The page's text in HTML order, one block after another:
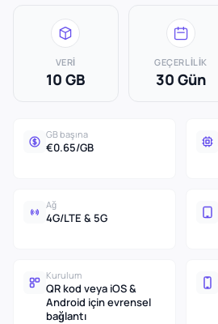
VERI
10 GB
GEÇERLILIK
30 Gün
GB başına
€0.65/GB
Ağ
4G/LTE & 5G
Kurulum
QR kod veya iOS &
Android için evrensel
bağlantı